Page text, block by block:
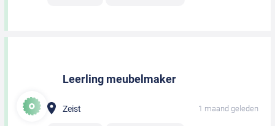
Leerling meubelmaker
Zeist 1 maand geleden